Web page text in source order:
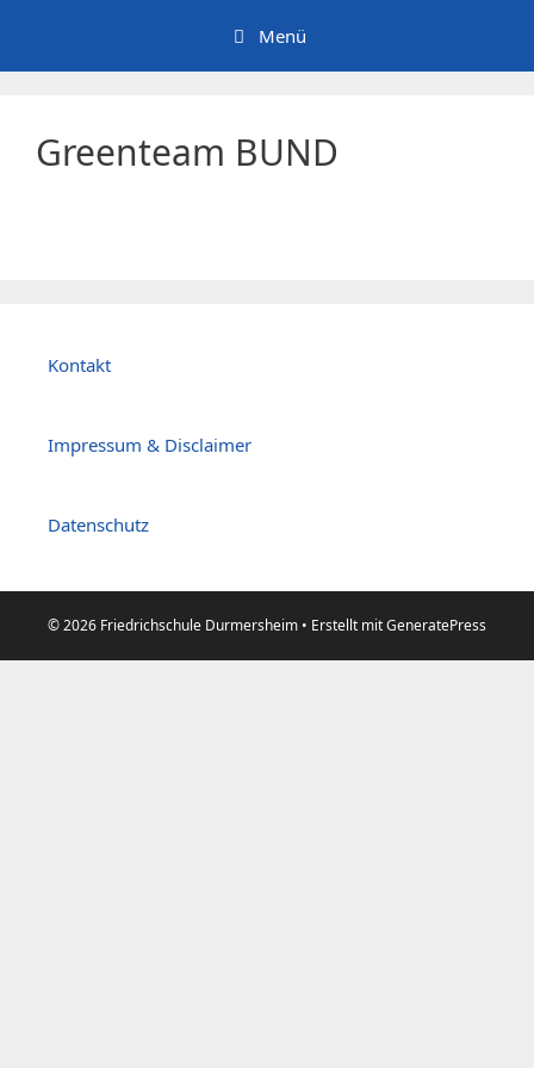
springen
Menü
Greenteam BUND
Kontakt
Impressum & Disclaimer
Datenschutz
© 2026 Friedrichschule Durmersheim • Erstellt mitGeneratePress